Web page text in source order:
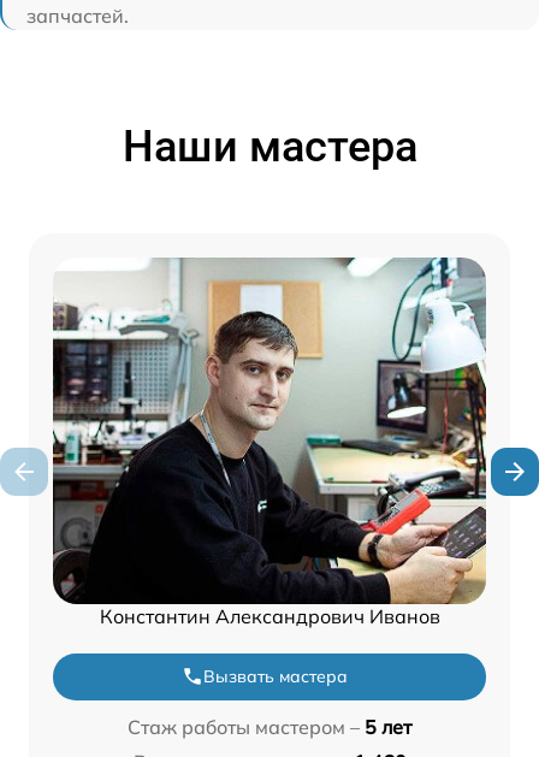
запчастей.
Наши мастера
Константин Александрович Иванов
Вызвать мастера
Стаж работы мастером – 5 лет